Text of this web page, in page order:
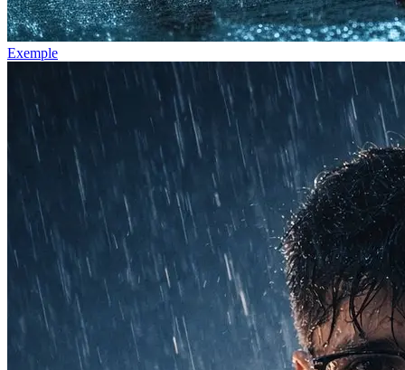
Exemple